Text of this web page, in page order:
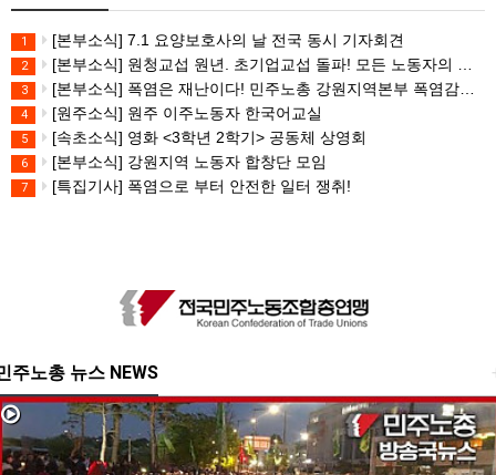
1 [본부소식] 7.1 요양보호사의 날 전국 동시 기자회견
2 [본부소식] 원청교섭 원년. 초기업교섭 돌파! 모든 노동자의 노동기본권 쟁취! 민주노총 7.15 총파업대회
3 [본부소식] 폭염은 재난이다! 민주노총 강원지역본부 폭염감시단 선포 기자회견
4 [원주소식] 원주 이주노동자 한국어교실
5 [속초소식] 영화 <3학년 2학기> 공동체 상영회
6 [본부소식] 강원지역 노동자 합창단 모임
7 [특집기사] 폭염으로 부터 안전한 일터 쟁취!
주노총 뉴스 NEWS